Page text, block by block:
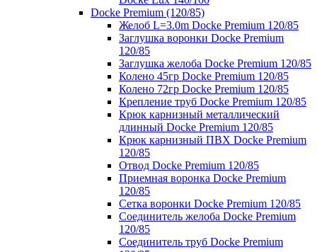
Docke Premium (120/85)
Желоб L=3.0m Docke Premium 120/85
Заглушка воронки Docke Premium
120/85
Заглушка желоба Docke Premium 120/85
Колено 45гр Docke Premium 120/85
Колено 72гр Docke Premium 120/85
Крепление труб Docke Premium 120/85
Крюк карнизный металлический
длинный Docke Premium 120/85
Крюк карнизный ПВХ Docke Premium
120/85
Отвод Docke Premium 120/85
Приемная воронка Docke Premium
120/85
Сетка воронки Docke Premium 120/85
Соединитель желоба Docke Premium
120/85
Соединитель труб Docke Premium